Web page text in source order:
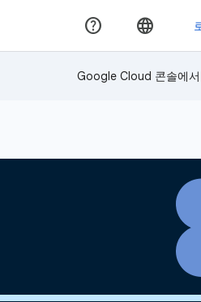
Google Cloud 콘솔에